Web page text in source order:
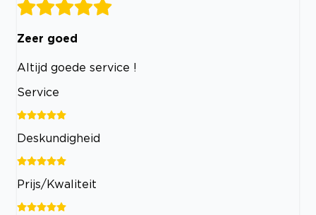
Zeer goed
Altijd goede service !
Service
Deskundigheid
Prijs/Kwaliteit